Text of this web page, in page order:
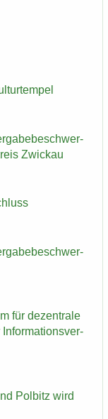
Zwi­ckau
für de­zen­tra­le
In­for­ma­ti­ons­ver­
Pol­bitz wird